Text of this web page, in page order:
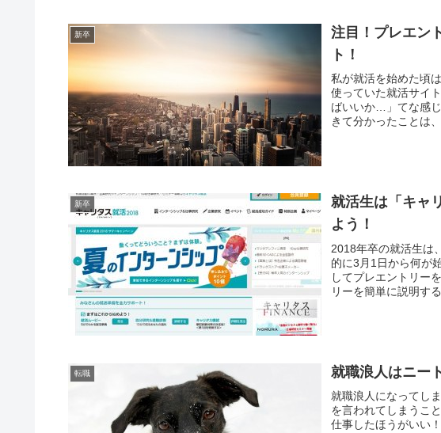
新卒
注目！プレエン
ト！
私が就活を始めた頃
使っていた就活サイ
ばいいか…」てな感
きて分かったことは
新卒
就活生は「キャ
よう！
2018年卒の就活生は
的に3月1日から何が
してプレエントリー
リーを簡単に説明す
転職 就職浪人はニー
就職浪人になってし
を言われてしまうこ
仕事したほうがいい